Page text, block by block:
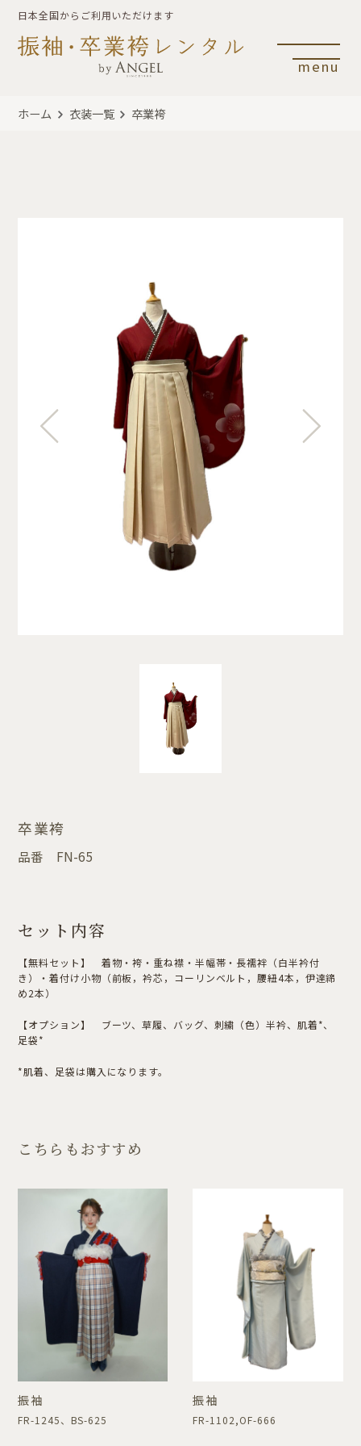
日本全国からご利用いただけます
menu
ホーム 衣装一覧 卒業袴
卒業袴
品番 FN-65
セット内容
【無料セット】 着物・袴・重ね襟・半幅帯・長襦袢（白半衿付
き）・着付け小物（前板，衿芯，コーリンベルト，腰紐4本，伊達締
め2本）
【オプション】 ブーツ、草履、バッグ、刺繍（色）半衿、肌着*、
足袋*
*肌着、足袋は購入になります。
こちらもおすすめ
振袖
FR-1245、BS-625
振袖
FR-1102,OF-666